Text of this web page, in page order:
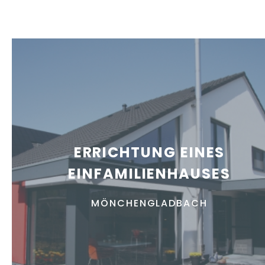
ERRICHTUNG EINES
EINFAMILIENHAUSES
MÖNCHENGLADBACH